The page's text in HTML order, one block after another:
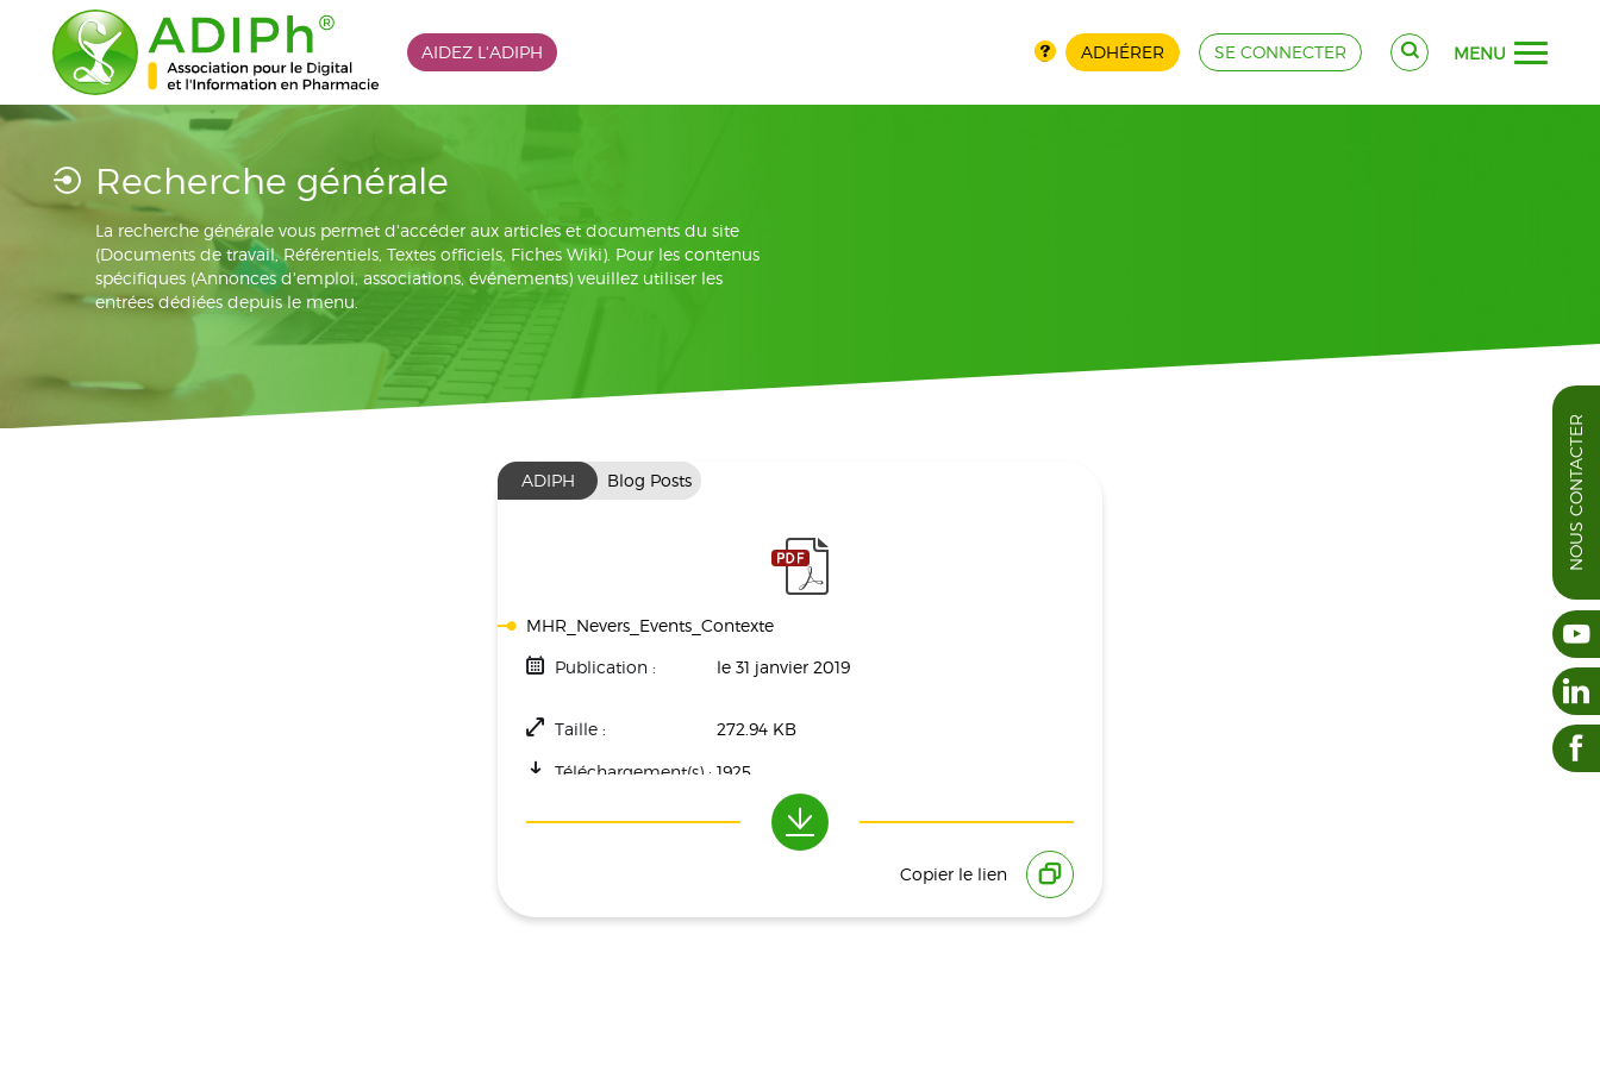
AIDEZ L'ADIPH ADHÉRER SE CONNECTER MENU
Recherche générale
La recherche générale vous permet d'accéder aux articles et documents du site
(Documents de travail, Référentiels, Textes officiels, Fiches Wiki). Pour les contenus
spécifiques (Annonces d'emploi, associations, événements) veuillez utiliser les
entrées dédiées depuis le menu.
ADIPH Blog Posts
MHR_Nevers_Events_Contexte
Publication : le 31 janvier 2019
Taille : 272.94 KB
Téléchargement(s) : 1925
Copier le lien
NOUS CONTACTER